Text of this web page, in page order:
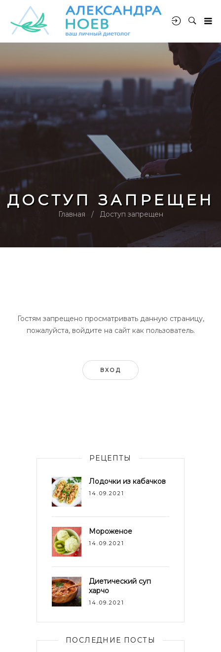
ДОСТУП ЗАПРЕЩЕН
Главная Доступ запрещен
Гостям запрещено просматривать данную страницу,
пожалуйста, войдите на сайт как пользователь.
ВХОД
РЕЦЕПТЫ
Лодочки из кабачков
14.09.2021
Мороженое
14.09.2021
Диетический суп
харчо
14.09.2021
ПОСЛЕДНИЕ ПОСТЫ